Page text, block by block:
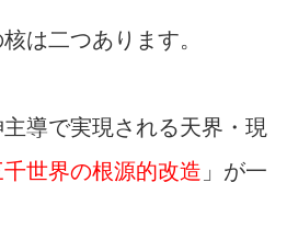
は二つあります。
導で実現される天界・現
千世界の根源的改造 」が一